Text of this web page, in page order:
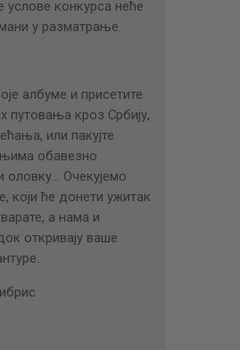
услове конкурса неће
у разматрање.
албуме и присетите
путовања кроз Србију,
или пакујте
обавезно
оловку… Очекујемо
који ће донети ужитак
а нама и
откривају ваше